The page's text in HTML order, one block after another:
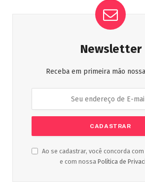
Newsletter
Receba em primeira mão
Ao se cadastrar, você concorda
e com nossa Política de